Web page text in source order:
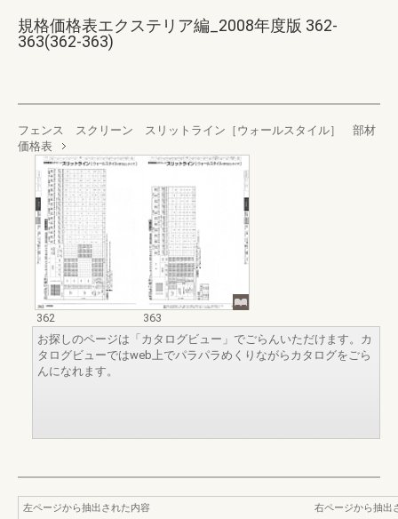
規格価格表エクステリア編_2008年度版 362-
363(362-363)
フェンス スクリーン スリットライン［ウォールスタイル］ 部材
価格表
362
363
お探しのページは「カタログビュー」でごらんいただけます。カ
タログビューではweb上でパラパラめくりながらカタログをごら
んになれます。
左ページから抽出された内容
右ページから抽出